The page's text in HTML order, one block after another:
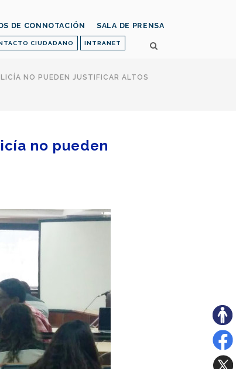
CIUDADANO INTRANET
DE CONNOTACIÓN SALA DE PRENSA
NO PUEDEN JUSTIFICAR ALTOS
no pueden